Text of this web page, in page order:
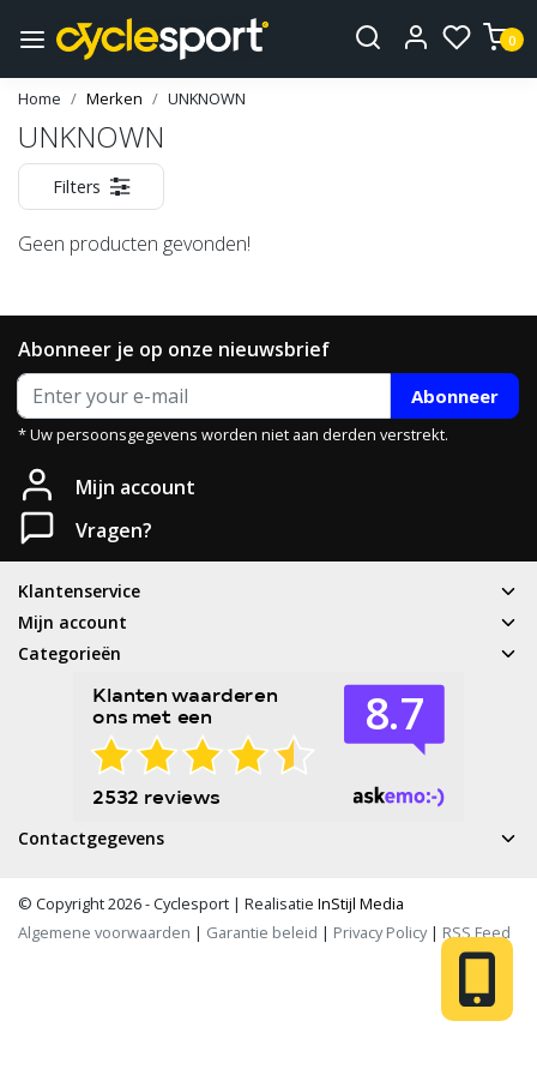
0
Home Merken UNKNOWN
UNKNOWN
Filters
Geen producten gevonden!
Abonneer je op onze nieuwsbrief
Abonneer
* Uw persoonsgegevens worden niet aan derden verstrekt.
Mijn account
Vragen?
Klantenservice
Mijn account
Categorieën
Contactgegevens
© Copyright 2026 - Cyclesport | Realisatie InStijl Media
Algemene voorwaarden | Garantie beleid | Privacy Policy| RSS Feed